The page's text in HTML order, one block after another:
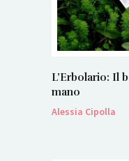
L’Erbolario: Il
mano
Alessia Cipolla